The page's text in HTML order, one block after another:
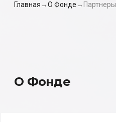
Главная →О Фонде → Партнеры
О Фонде